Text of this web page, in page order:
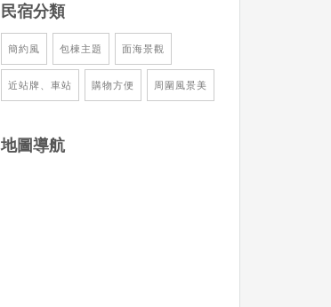
民宿分類
簡約風 包棟主題 面海景觀
近站牌、車站 購物方便 周圍風景美
地圖導航